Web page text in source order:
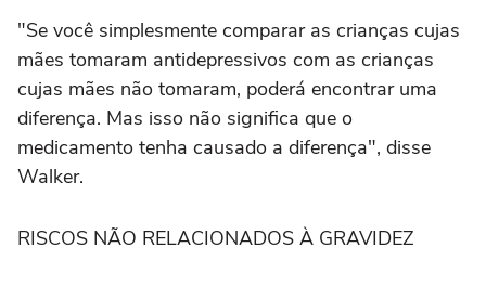
"Se você simplesmente comparar as crianças cujas
mães tomaram antidepressivos com as crianças
cujas mães não tomaram, ⁠poderá encontrar uma
diferença. Mas isso não significa que o
‌medicamento tenha causado a diferença", disse
‌Walker.
RISCOS NÃO RELACIONADOS À GRAVIDEZ